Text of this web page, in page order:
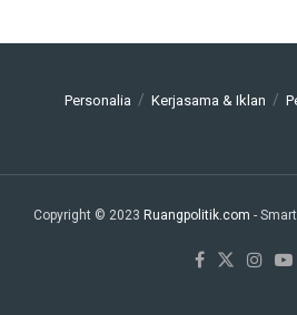
Personalia Kerjasama & Iklan
Copyright © 2023 Ruangpolitik.com -